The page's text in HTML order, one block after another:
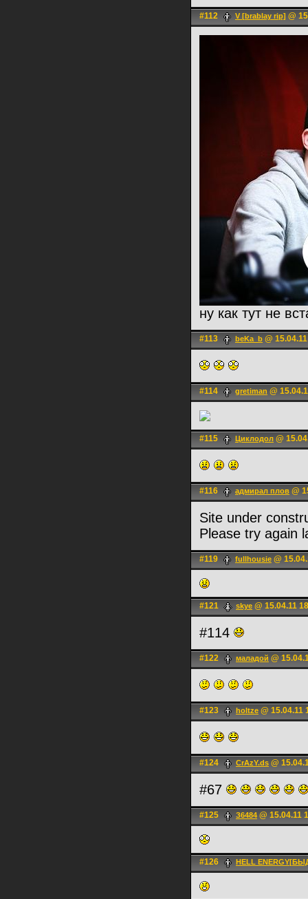
#112 V [brablay rip] @
ну как тут не
#113 beKa_b @
#114 gretiman @
#115 Циклодол @
#116 адмирал плов @
Site under
Please try again
#119 fullhousie @
#121 skye @ 15.04.11
#114
#122 маладой @
#123 holtze @ 15.04.11
#124 CrAzY.ds @
#67
#125 З6484 @ 15.04.11
#126 HELL